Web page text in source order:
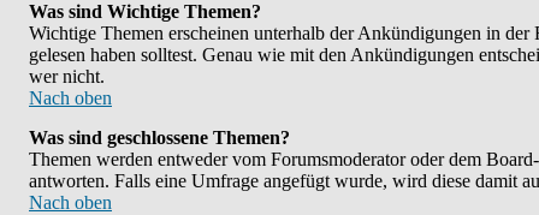
Was sind Wichtige Themen?
Wichtige Themen erscheinen unterhalb der Ankündigungen in
gelesen haben solltest. Genau wie mit den Ankündigungen
wer nicht.
Nach oben
Was sind geschlossene Themen?
Themen werden entweder vom Forumsmoderator oder dem
antworten. Falls eine Umfrage angefügt wurde, wird diese damit
Nach oben